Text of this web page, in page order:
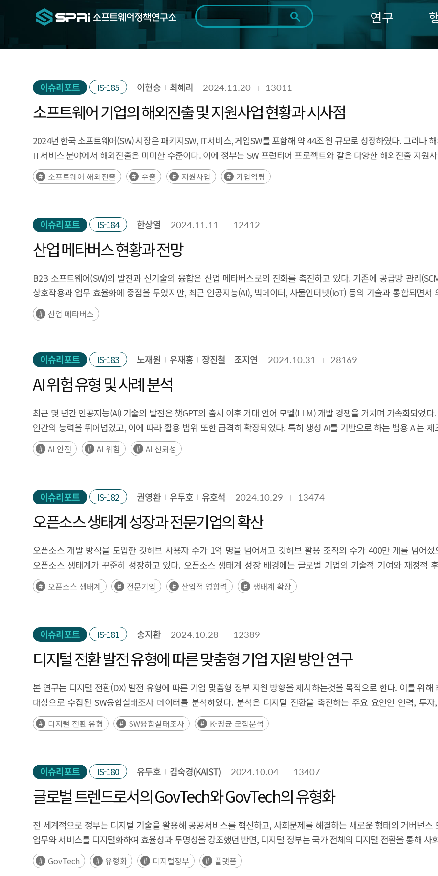
기간 전체 1일 1주 1개월 3개월 1년
작
지
일
연구
이슈리포트 IS-185 이현승 최혜리 2024.11.20 13011
소프트웨어 기업의 해외진출 및 지원사업 현황과 시사점
2024년 한국 소프트웨어(SW) 시장은 패키지SW, IT서비스, 게임SW를 포함해 약 44조 원 규모로 성장하였다. 그러나
IT서비스 분야에서 해외진출은 미미한 수준이다. 이에 정부는 SW 프런티어 프로젝트와 같은 다양한 해외진출 지원
해외진출 현황과 정부지원사업의 개선 방안에 대해 다루고자 하였다. 2장에서는 SW산업 실태조사 결과를 이용해 국
3장에서는 정부에서 운영하고 있는 해외진출 지원사업을 조사하여 유형화 하였다. 주요 지원 방식으로는 단일형(특정
마련할 필요가 있다. 특히, 게임SW, 패키지SW, IT서비스 등 각 분야의 특성에 맞춘 지원이 필요하다. 왜냐하면 분야
진출과 온라인 서비스 활용이 중요하며, 패키지SW와 IT서비스는 현지기업과의 협력이 매우 중요한 특성이 있다. 본
지원을 제공해야 함을 강조하고 있다. 정부는 재정지원, 현지화 및 마케팅, 기술/인증 등 다양한 지원을 확대해 SW기
이루도록 해야 할 것이다. Executive Summary In 2024, the South Korean software (SW) market has
proportion of companies expanding overseas remains low at around 3%, with particularly minimal
address this, the government is promoting various overseas expansion support initiatives, such as the SW
status of overseas expansion in the Korean SW industry and explore ways to improve government support
and the ‘Global SaaS Development Project’ as representative examples. The analysis reveals that major
expansion include regulatory differences (such as certifications and contracts), lack of local market
these issues, the government must strengthen tailored support and develop diverse support programs
emphasizes the importance of providing customized support for each sector, reflecting these differences.
localization marketing, and technical certification programs to help SW companies enhance their
market.
소프트웨어 해외진출 수출 지원사업 기업역량
이슈리포트 IS-184 한상열 2024.11.11 12412
산업 메타버스 현황과 전망
B2B 소프트웨어(SW)의 발전과 신기술의 융합은 산업 메타버스로의 진화를 촉진하고 있다. 기존에 공급망 관리
상호작용과 업무 효율화에 중점을 두었지만, 최근 인공지능(AI), 빅데이터, 사물인터넷(IoT) 등의 기술과 통합되면
또한, 이는 가상과 현실세계를 연결하는 확장현실(XR), 디지털트윈(DT) 같은 기술과 결합하면서 산업 메타버스라는
공간에서 공장 운영, 제품 설계, 직원 교육 등을 가능하게 하여 현실 산업의 디지털화를 촉진하고 있다. 이는 제조, 물
가상 환경에서 현실 문제를 해결하고 산업 효율성을 높이는 기술로 이해할 수 있다. 가상 시뮬레이션, 원격 모니터링,
교육 및 훈련 효율성 증대를 가능하게 한다. 글로벌 빅테크 기업들은 산업 메타버스 플랫폼 선점, 기업 간 파트너
국내에서도 제조, 국방, 제약 등 다양한 분야에서 도입 사례가 창출되기 시작하고 있으며, 수요기업과 공급기업 간 협
초기 투자와 협력이 증가하고, AI와 XR 등의 기술 발전을 통해 다양한 산업에서 활용이 확대되며, 직원 재교육과
중요해질 전망이다. 제조업에 특화된 산업 메타버스 플랫폼의 경우, 기술 발전과 AI 융합으로 맞춤형-대량 생산 특화
메타버스 도입 활성화를 위해서는 사례 확산, 생태계 구축, 플랫폼 개발, AI 융합, 인력 양성이 중요하다. 첫 번째로, 제조
이를 확산해야 한다. 기술 성숙도와 조직의 수용도를 고려하여 도입 장애를 줄이고, 정부는 도입 초기의 어려움을 해
번째로, 중소기업의 산업 메타버스 도입 부담을 줄이기 위해 디지털 트윈, XR 등 신기술 도입 지원, 전문 인력 육성, 컨
프로젝트 운영, 민관 협력 촉진 등 다양한 측면의 지원 제공이 필요하다. 여섯 번째로, 전문 인력 양성을 위해 교육
연구개발 인력 양성도 지원할 필요가 있다. Executive Summary The advancement of B2B SW and the
evolution toward the industrial metaverse. Traditionally, B2B software like SCM and ERP focused on
the combination of these technologies with XR and digital twin, which bridge the virtual and real
metaverse. The industrial metaverse facilitates the digital transformation of real-world industries by
training, and more within virtual spaces. This technology is expected to be utilized in various sectors,
challenges and enhancing industrial efficiency within virtual environments. Through virtual simulations,
collaboration, it enables increased productivity, cost savings, and improved efficiency in education and
ecosystems by securing industrial metaverse platforms, forming partnerships between businesses, and
long term, early investments and collaborations related to the industrial metaverse are expected to
industries due to the advancement of technologies like AI and XR. In this context, employee reskilling,
technical expertise among management and employees will become critical. For industrial metaverse
technology and the fusion with AI are anticipated to drive the demand for features tailored to mass
industries such as manufacturing, healthcare, and energy should be identified and disseminated. By
readiness, adoption barriers can be reduced, and the government should provide guidelines and retraining
the adoption burden on small and medium enterprises (SMEs), support for implementing new
and consulting are needed. Third, as multiple technologies such as XR, AI, and IoT converge,
government should coordinate partnerships among businesses, research institutes, and academia to
metaverse platform tailored to manufacturing should be developed to enable easy access for
Lastly, to develop a skilled workforce, the creation of specialized training programs, stronger academia-
산업 메타버스
이슈리포트 IS-183 노재원 유재흥 장진철 조지연 2024.10.31 28169
AI 위험 유형 및 사례 분석
최근 몇 년간 인공지능(AI) 기술의 발전은 챗GPT의 출시 이후 거대 언어 모델(LLM) 개발 경쟁을 거치며 가속화되었
인간의 능력을 뛰어넘었고, 이에 따라 활용 범위 또한 급격히 확장되었다. 특히 생성 AI를 기반으로 하는 범용 AI는 제
있다. 하지만, AI 기반의 서비스들이 다양한 이점을 제공하는 한편, 고성능 AI에 대한 접근성의 향상으로 인해 새로운 위
책임성, 윤리 등의 논의와 더불어, ‘AI 안전’이 더욱 중요해졌다. 악의적인 사용, 오작동과 같은 위험들이 실제 피해까지
마련하고, 안전한 AI 개발 및 배포와 위험 대응책을 마련하기 위해 노력하고 있다. 최근 연구들에서는 사고 사례나 발
있다. 하지만, 연구마다 다양한 위험 분류 체계를 제시하고 있어, 합의된 AI 안전 평가 체계를 마련하기에는 아직 더
시스템의 안전성 확보를 위해 AI 안전연구소를 통해 AI 안전 및 위험 연구, 위험성 평가, 안전한 AI 개발·구현을 위한 기
프레임워크(美), AI 안전에 관한 과학 보고서(英) 등을 통해 AI의 위험에 대한 대응 방안을 제시하고 있으며, 한국
예정이다. 본 보고서에서는 AI 안전과 관련된 개념을 정리하고, 최근 수행된 연구들이 제시하고 있는 AI 위험 유형 및
위험 대응에 관한 정책적 시사점을 제공하고자 한다. Executive Summary Advancements in artificial
following the launch of ChatGPT, which has triggered a competitive race in the development of large
while AI-based services offer numerous benefits, the increased accessibility of high-performance AI has also
malfunctions are already causing real harm, there is an urgent need for measures to ensure AI safety.
of AI, as well as for responding to potential risks. Recent studies have classified risk factors based on
study presents different classification, further discussion is needed to establish a common AI safety
Kingdom, and Japan are addressing safety of AI through dedicated agency, which focus on AI risk research,
for the safe creation and implementation of AI systems. Notable examples include the AI Risk Management
safety institute. This report aims to organize the concepts related to AI safety, summarize the risk factors
along with real-world cases to offer policy implications for future AI risk response strategies.
AI 안전 AI 위험 AI 신뢰성
이슈리포트 IS-182 권영환 유두호 유호석 2024.10.29 13474
오픈소스 생태계 성장과 전문기업의 확산
오픈소스 개발 방식을 도입한 깃허브 사용자 수가 1억 명을 넘어서고 깃허브 활용 조직의 수가 400만 개를 넘어
오픈소스 생태계가 꾸준히 성장하고 있다. 오픈소스 생태계 성장 배경에는 글로벌 기업의 기술적 기여와 재정적
오픈소스 기여자의 약 88%가 기업과 연관있는 개발자이었으며, 2006년 이후 리눅스 커널 개발 활동에서 기업 비
오픈소스 재단인 리눅스 재단의 경우 재단 수익의 45%가 기업의 연회비이었으며, 기업들은 행사 후원 등을 포함하여
비중은 절반을 넘어섰다. 또한, 인공지능, 클라우드, 블록체인 등의 SW 신기술 분야에서 오픈소스 전문기업들이 증
확대로 오픈소스 생태계의 경제적 효과를 새로운 관점에서 분석하는 보고서들이 유럽(EU), 영국, 미국에서 최근 발
Source Companies로 분류된 기업들의 8개월간(‘23년 8월 ~ ’24년 4월) 변화를 조사하여 최근 증가하고 있는 글
오픈소스 전문기업들은 유럽, 북미, 아시아를 중심으로 증가하였고 특히 2021년 이후 증가량이 커지고 있었다. 8개월
(Number of Employees)가 증가하며 기업 규모가 성장하는 것으로 판단되었다. 그리고 오픈소스 전문기업에 대한
연도별 투자 현황에서 2021년 이후 크게 증가하는 것으로 분석되었다. 그리고 운영 중단(Closed) 기업의 투자 정보
전문기업의 운영 중단에 큰 비중을 차지하며 기업 청산보다 투자금 회수에 다소 유리하다고 판단된다. 마지막 시사
100 million, the number of organizations utilizing GitHub has exceeded 4 million, and the number of open
global companies. According to the Linux Foundation report, approximately 88% of all contributors were
source foundation, 45% of the foundation's revenue came from corporate membership fees, and
activation including event sponsorship. As a result, the preference for open source in the software ecosystem
expected to reach $75.2 billion by 2028, which is how the industrial influence of open source is growing. For
system, has an overwhelming influence in the mobile, server, supercomputer, and cloud sectors, and then
오픈소스 생태계 전문기업 산업적 영향력 생태계 확장
이슈리포트 IS-181 송지환 2024.10.28 12389
디지털 전환 발전 유형에 따른 맞춤형 기업 지원 방안 연구
본 연구는 디지털 전환(DX) 발전 유형에 따른 기업 맞춤형 정부 지원 방향을 제시하는것을 목적으로 한다. 이를 위
대상으로 수집된 SW융합실태조사 데이터를 분석하였다. 분석은 디지털 전환을 촉진하는 주요 요인인 인력, 투자
기업들을 네 가지 군집으로 분류하였다. 각 군집은 디지털 전환 수준에 따라 ‘DX 선도군’, ‘기술 주도 DX 발전군’, ‘신
선도군은 SW R&D 투자 비중이 높고, SW 신기술 도입 및 활용 측면에서 다른 군집보다 앞서 있다. 이들 기업은 충
연구와 개발을 추진하며, 기술 중심의 발전을 통해 DX 선도군으로 성장할 가능성을 지니고 있다. 신기술 활용 DX 발
활용 인력 비율이 높다. 이 그룹은 최신 기술 트렌드를 신속히 수용하며 디지털 전환을 가속화하고 있다. 디지털 전환 유
분야, SW 전공자 비중과 조직 분포, 학력 비중, 디지털 전환 시 겪는 애로사항 등을 종합적으로 분석하였다. 그 결과, 기
기술 인프라 제공, 인재 양성 등 기본적인 지원뿐만 아니라, 각 기업의 디지털 전환 발전 유형에 따른 맞춤형 지원 정책
종사자 규모가 비교적 작은 기업에는 디지털 전환 부스트업 프로그램을 통해 공동 데이터 센터 및 신기술 체험 공간
대기업 매칭을 통한 기술 개발 지원이 요구된다. 신기술 활용 DX 발전군에는 재직자를 위한 맞춤형 SW 신기술 교육
선도군에는 규제 샌드박스를 통해 혁신 기술 테스트를 지원하고, 법률·기술 전문가의 컨설팅 및 규제 완화가 필요
디지털 전환 유형 SW융합실태조사 K-평균 군집분석
이슈리포트 IS-180 유두호 김숙경(KAIST) 2024.10.04 13407
글로벌 트렌드로서의 GovTech와 GovTech의 유형화
전 세계적으로 정부는 디지털 기술을 활용해 공공서비스를 혁신하고, 사회문제를 해결하는 새로운 형태의 거버넌
업무와 서비스를 디지털화하여 효율성과 투명성을 강조했던 반면, 디지털 정부는 국가 전체의 디지털 전환을 통해 사
한다. 정부의 형태가 데이터와 디지털 기술을 적극적으로 활용하는 방향으로 변화하면서 민간의 아이디어와 기술
GovTech이 부상하였다. GovTech은 정부(Government)와 기술(Technology)의 합성어로 공공서비스 개선과 정부 운
GovTech 유형화 디지털정부 플랫폼